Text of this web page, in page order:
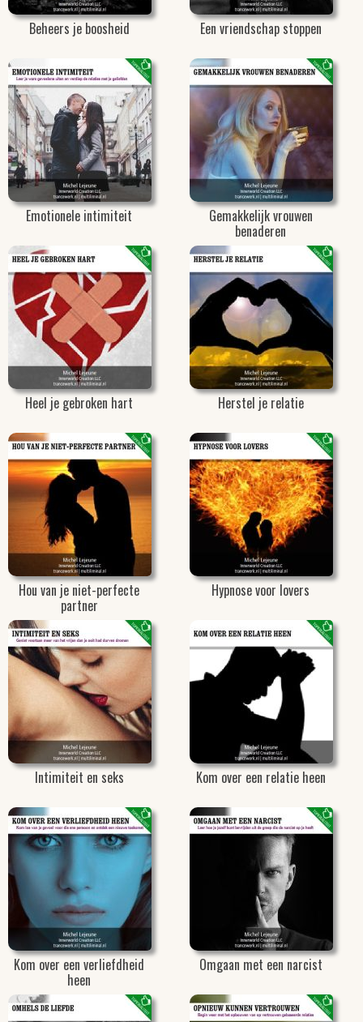
Beheers je boosheid Een vriendschap stoppen
Emotionele intimiteit Gemakkelijk vrouwen
benaderen
Heel je gebroken hart Herstel je relatie
Hou van je niet-perfecte
partner
Hypnose voor lovers
Intimiteit en seks Kom over een relatie heen
Kom over een verliefdheid
heen
Omgaan met een narcist